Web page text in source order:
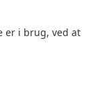
er i brug, ved at